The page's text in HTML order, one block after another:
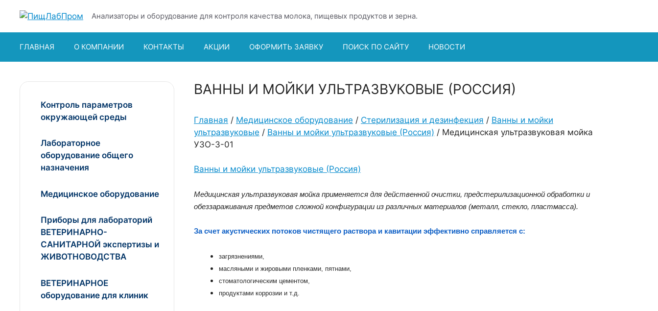
содержимому
Анализаторы и оборудование для контроля качества молока, пищевых продуктов и зерна.
ГЛАВНАЯ О КОМПАНИИ КОНТАКТЫ АКЦИИ ОФОРМИТЬ ЗАЯВКУ ПОИСК ПО САЙТУ НОВОСТИ
ВАННЫ И МОЙКИ УЛЬТРАЗВУКОВЫЕ (РОССИЯ)
Главная / Медицинское оборудование / Стерилизация и дезинфекция / Ванны и мойки
ультразвуковые / Ванны и мойки ультразвуковые (Россия) / Медицинская ультразвуковая мойка
УЗО-3-01
Ванны и мойки ультразвуковые (Россия)
Медицинская ультразвуковая мойка применяется для действенной очистки, предстерилизационной обработки и
обеззараживания предметов сложной конфигурации из различных материалов (металл, стекло, пластмасса).
За счет акустических потоков чистящего раствора и кавитации эффективно справляется с:
загрязнениями,
масляными и жировыми пленками, пятнами,
стоматологическим цементом,
продуктами коррозии и т.д.
Контроль параметров
окружающей среды
Лабораторное
оборудование общего
назначения
Медицинское оборудование
Приборы для лабораторий
ВЕТЕРИНАРНО-
САНИТАРНОЙ экспертизы и
ЖИВОТНОВОДСТВА
ВЕТЕРИНАРНОЕ
оборудование для клиник